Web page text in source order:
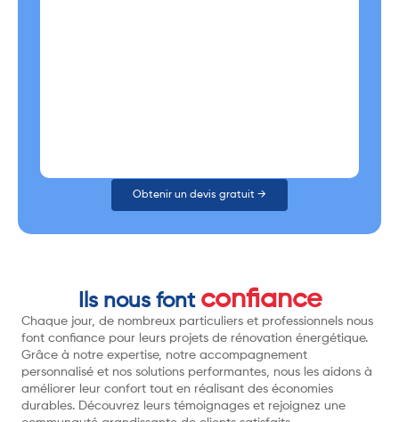
Obtenir un devis gratuit →
Ils nous font confiance
Chaque jour, de nombreux particuliers et professionnels nous
font confiance pour leurs projets de rénovation énergétique.
Grâce à notre expertise, notre accompagnement
personnalisé et nos solutions performantes, nous les aidons à
améliorer leur confort tout en réalisant des économies
durables. Découvrez leurs témoignages et rejoignez une